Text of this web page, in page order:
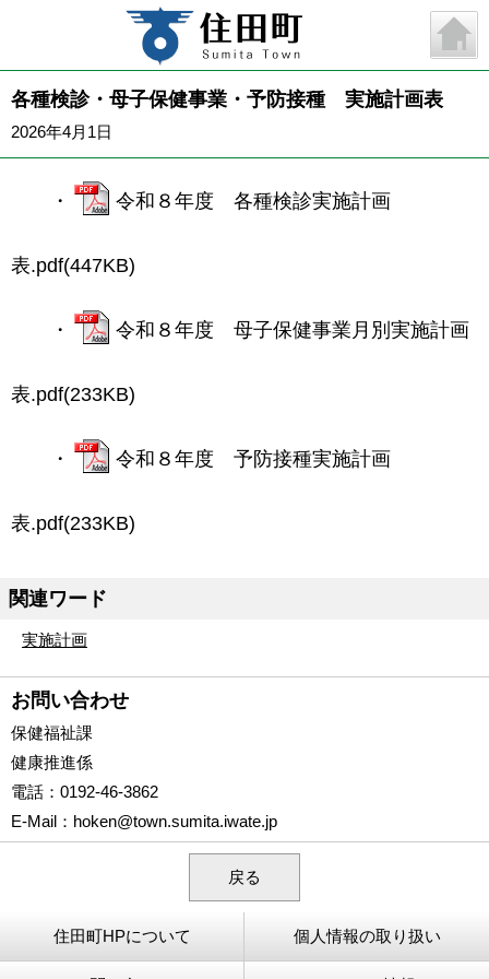
各種検診・母子保健事業・予防接種 実施計画表
2026年4月1日
・ 令和８年度 各種検診実施計画
表.pdf(447KB)
・ 令和８年度 母子保健事業月別実施計画
表.pdf(233KB)
・ 令和８年度 予防接種実施計画
表.pdf(233KB)
関連ワード
実施計画
お問い合わせ
保健福祉課
健康推進係
電話 ：0192-46-3862
E-Mail ： hoken@town.sumita.iwate.jp
戻る
住田町HPについて 個人情報の取り扱い